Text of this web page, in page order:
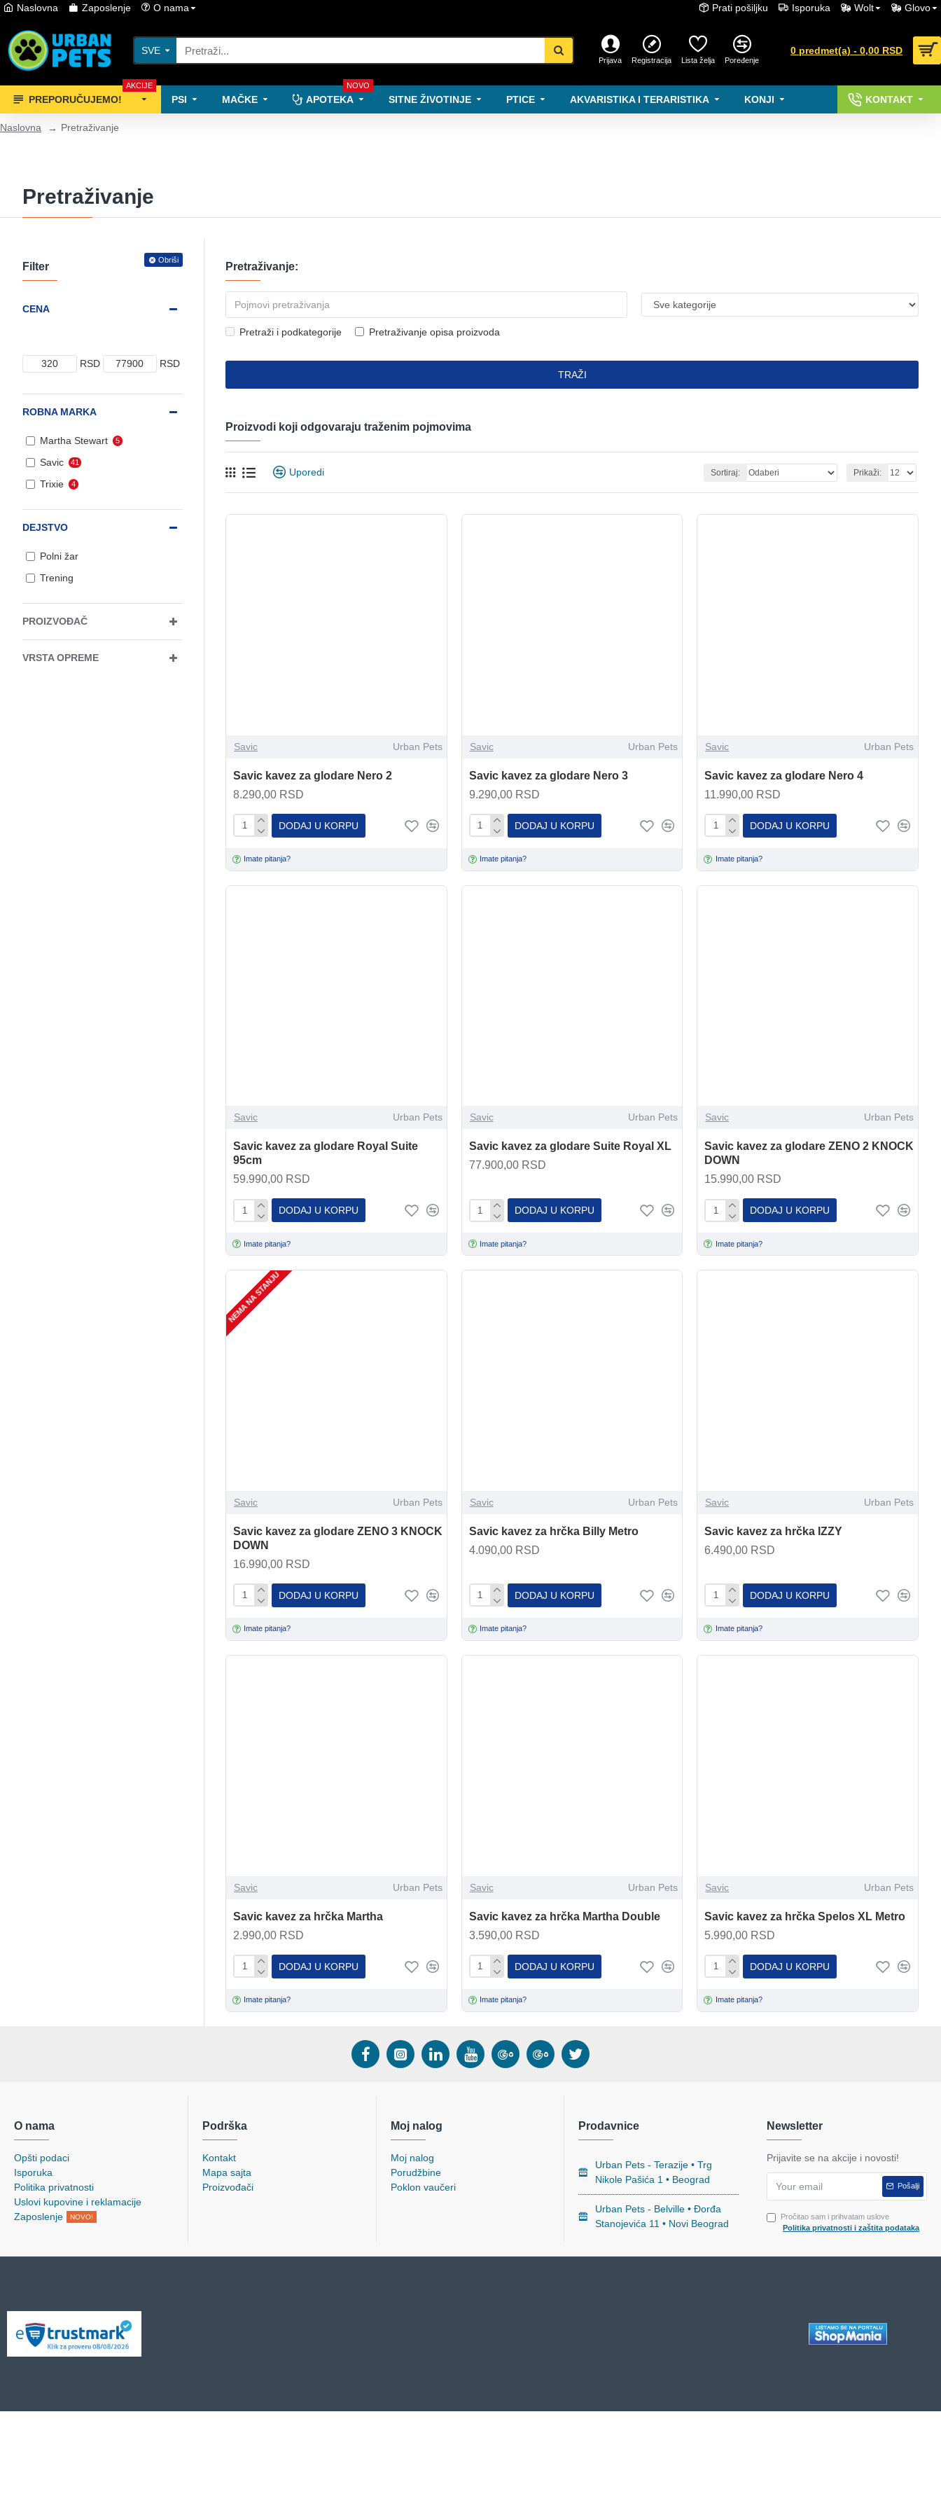
Naslovna Zaposlenje O nama Prati pošiljku Isporuka Wolt Glovo
SVE
Prijava Registracija Lista želja Poređenje
0 predmet(a) - 0,00 RSD
PREPORUČUJEMO!
AKCIJE
PSI MAČKE APOTEKA
NOVO
SITNE ŽIVOTINJE PTICE AKVARISTIKA I TERARISTIKA KONJI KONTAKT
Naslovna Pretraživanje
Pretraživanje
Filter
Obriši
CENA
RSD RSD
PROIZVOĐAČ
ROBNA MARKA
Martha Stewart 5
Savic 41
Trixie 4
DEJSTVO
Polni žar
Trening
VRSTA OPREME
Pretraživanje:
Pretraži i podkategorije Pretraživanje opisa proizvoda
TRAŽI
Proizvodi koji odgovaraju traženim pojmovima
Uporedi Sortiraj: Prikaži:
Savic Urban Pets
Savic kavez za glodare Nero 2
8.290,00 RSD
DODAJ U KORPU
Imate pitanja?
Savic Urban Pets
Savic kavez za glodare Nero 3
9.290,00 RSD
DODAJ U KORPU
Imate pitanja?
Savic Urban Pets
Savic kavez za glodare Nero 4
11.990,00 RSD
DODAJ U KORPU
Imate pitanja?
Savic Urban Pets
Savic kavez za glodare Royal Suite
95cm
59.990,00 RSD
DODAJ U KORPU
Imate pitanja?
Savic Urban Pets
Savic kavez za glodare Suite Royal XL
77.900,00 RSD
DODAJ U KORPU
Imate pitanja?
Savic Urban Pets
Savic kavez za glodare ZENO 2 KNOCK
DOWN
15.990,00 RSD
DODAJ U KORPU
Imate pitanja?
NEMA NA STANJU
Savic Urban Pets
Savic kavez za glodare ZENO 3 KNOCK
DOWN
16.990,00 RSD
DODAJ U KORPU
Imate pitanja?
Savic Urban Pets
Savic kavez za hrčka Billy Metro
4.090,00 RSD
DODAJ U KORPU
Imate pitanja?
Savic Urban Pets
Savic kavez za hrčka IZZY
6.490,00 RSD
DODAJ U KORPU
Imate pitanja?
Savic Urban Pets
Savic kavez za hrčka Martha
2.990,00 RSD
DODAJ U KORPU
Imate pitanja?
Savic Urban Pets
Savic kavez za hrčka Martha Double
3.590,00 RSD
DODAJ U KORPU
Imate pitanja?
Savic Urban Pets
Savic kavez za hrčka Spelos XL Metro
5.990,00 RSD
DODAJ U KORPU
Imate pitanja?
O nama
Opšti podaci
Isporuka
Politika privatnosti
Uslovi kupovine i reklamacije
Zaposlenje
NOVO!
Podrška
Kontakt
Mapa sajta
Proizvođači
Moj nalog
Moj nalog
Porudžbine
Poklon vaučeri
Prodavnice
Urban Pets - Terazije • Trg
Nikole Pašića 1 • Beograd
Urban Pets - Belville • Đorđa
Stanojevića 11 • Novi Beograd
Newsletter
Prijavite se na akcije i novosti!
Pošalji
Pročitao sam i prihvatam uslove
Politika privatnosti i zaštita podataka